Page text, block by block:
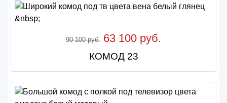
90 100 руб. 63 100 руб.
КОМОД 23